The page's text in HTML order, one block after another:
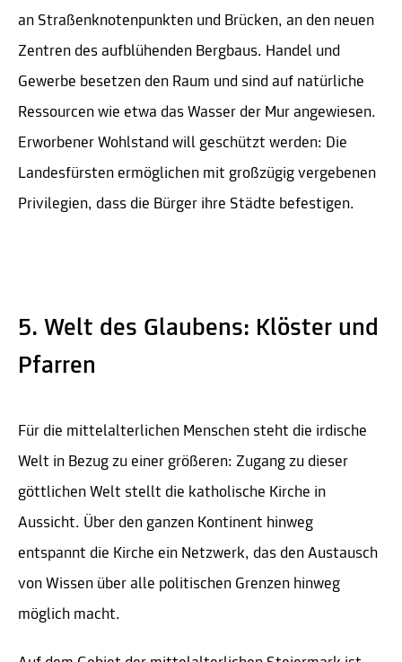
an Straßenknotenpunkten und Brücken, an den neuen
Zentren des aufblühenden Bergbaus. Handel und
Gewerbe besetzen den Raum und sind auf natürliche
Ressourcen wie etwa das Wasser der Mur angewiesen.
Erworbener Wohlstand will geschützt werden: Die
Landesfürsten ermöglichen mit großzügig vergebenen
Privilegien, dass die Bürger ihre Städte befestigen.
5. Welt des Glaubens: Klöster und
Pfarren
Für die mittelalterlichen Menschen steht die irdische
Welt in Bezug zu einer größeren: Zugang zu dieser
göttlichen Welt stellt die katholische Kirche in
Aussicht. Über den ganzen Kontinent hinweg
entspannt die Kirche ein Netzwerk, das den Austausch
von Wissen über alle politischen Grenzen hinweg
möglich macht.